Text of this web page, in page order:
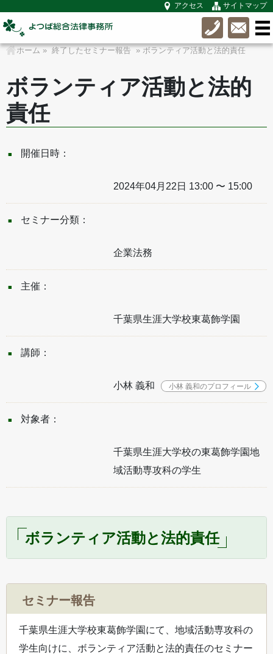
アクセス サイトマップ
ホーム » 終了したセミナー報告 » ボランティア活動と法的責任
ボランティア活動と法的
責任
開催日時：
2024年04月22日 13:00 〜 15:00
セミナー分類：
企業法務
主催：
千葉県生涯大学校東葛飾学園
講師：
小林 義和 小林 義和のプロフィール
対象者：
千葉県生涯大学校の東葛飾学園地
域活動専攻科の学生
ボランティア活動と法的責任
セミナー報告
千葉県生涯大学校東葛飾学園にて、地域活動専攻科の
学生向けに、ボランティア活動と法的責任のセミナー